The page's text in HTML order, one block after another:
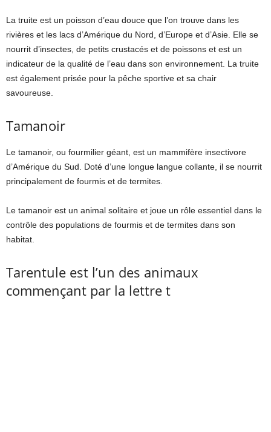
La truite est un poisson d’eau douce que l’on trouve dans les
rivières et les lacs d’Amérique du Nord, d’Europe et d’Asie. Elle se
nourrit d’insectes, de petits crustacés et de poissons et est un
indicateur de la qualité de l’eau dans son environnement. La truite
est également prisée pour la pêche sportive et sa chair
savoureuse.
Tamanoir
Le tamanoir, ou fourmilier géant, est un mammifère insectivore
d’Amérique du Sud. Doté d’une longue langue collante, il se nourrit
principalement de fourmis et de termites.
Le tamanoir est un animal solitaire et joue un rôle essentiel dans le
contrôle des populations de fourmis et de termites dans son
habitat.
Tarentule est l’un des animaux
commençant par la lettre t